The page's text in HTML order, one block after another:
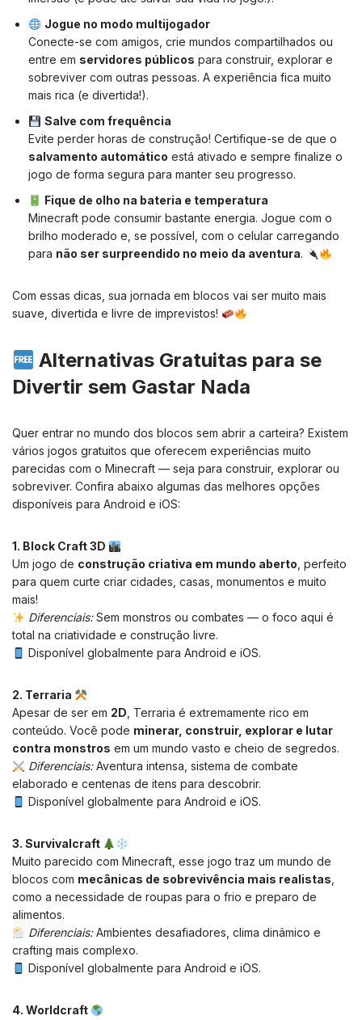
Jogue no modo multijogador
Conecte-se com amigos, crie mundos compartilhados ou
entre em servidores públicos para construir, explorar e
sobreviver com outras pessoas. A experiência fica muito
mais rica (e divertida!).
Salve com frequência
Evite perder horas de construção! Certifique-se de que o
salvamento automático está ativado e sempre finalize o
jogo de forma segura para manter seu progresso.
Fique de olho na bateria e temperatura
Minecraft pode consumir bastante energia. Jogue com o
brilho moderado e, se possível, com o celular carregando
para não ser surpreendido no meio da aventura.
Com essas dicas, sua jornada em blocos vai ser muito mais
suave, divertida e livre de imprevistos!
Alternativas Gratuitas para se
Divertir sem Gastar Nada
Quer entrar no mundo dos blocos sem abrir a carteira? Existem
vários jogos gratuitos que oferecem experiências muito
parecidas com o Minecraft — seja para construir, explorar ou
sobreviver. Confira abaixo algumas das melhores opções
disponíveis para Android e iOS:
1. Block Craft 3D
Um jogo de construção criativa em mundo aberto , perfeito
para quem curte criar cidades, casas, monumentos e muito
mais!
Diferenciais:Sem monstros ou combates — o foco aqui é
total na criatividade e construção livre.
Disponível globalmente para Android e iOS.
2. Terraria
Apesar de ser em 2D , Terraria é extremamente rico em
conteúdo. Você pode minerar, construir, explorar e lutar
contra monstros em um mundo vasto e cheio de segredos.
Diferenciais:Aventura intensa, sistema de combate
elaborado e centenas de itens para descobrir.
Disponível globalmente para Android e iOS.
3. Survivalcraft
Muito parecido com Minecraft, esse jogo traz um mundo de
blocos com mecânicas de sobrevivência mais realistas
como a necessidade de roupas para o frio e preparo de
alimentos.
Diferenciais:Ambientes desafiadores, clima dinâmico e
crafting mais complexo.
Disponível globalmente para Android e iOS.
4. Worldcraft